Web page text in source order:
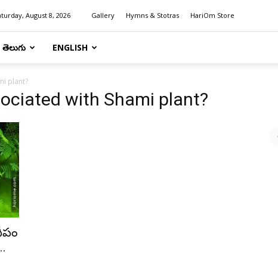
August 8, 2026 Gallery Hymns & Stotras HariOm Store
తెలుగు ENGLISH
plant?
with Shami plant?